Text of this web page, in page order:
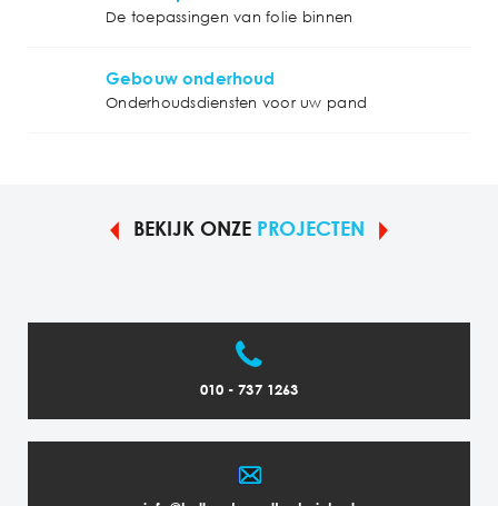
De toepassingen van folie binnen
Gebouw onderhoud
Onderhoudsdiensten voor uw pand
BEKIJK ONZE PROJECTEN
010 - 737 1263